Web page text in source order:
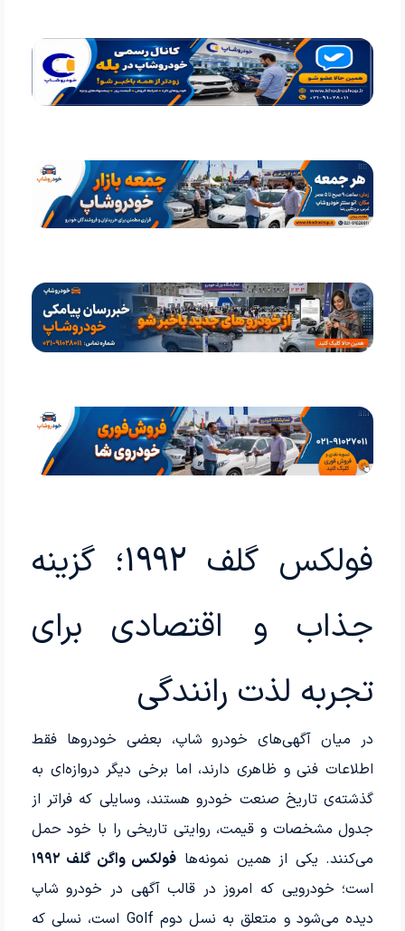
فولکس گلف 1992؛ گزینه
جذاب و اقتصادی برای
تجربه لذت رانندگی
در میان آگهی‌های خودرو شاپ، بعضی خودروها فقط
اطلاعات فنی و ظاهری دارند، اما برخی دیگر دروازه‌ای به
گذشته‌ی تاریخ صنعت خودرو هستند، وسایلی که فراتر از
جدول مشخصات و قیمت، روایتی تاریخی را با خود حمل
می‌کنند. یکی از همین نمونه‌ها فولکس‌ واگن گلف ۱۹۹۲
است؛ خودرویی که امروز در قالب آگهی در خودرو شاپ
دیده می‌شود و متعلق به نسل دوم Golf است، نسلی که